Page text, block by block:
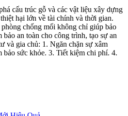
cấu trúc gỗ và các vật liệu xây dựng
hại lớn về tài chính và thời gian.
chống mối không chỉ giúp bảo
bảo an toàn cho công trình, tạo sự an
và gia chủ: 1. Ngăn chặn sự xâm
bảo sức khỏe. 3. Tiết kiệm chi phí. 4.